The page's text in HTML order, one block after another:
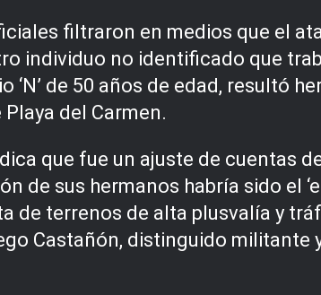
filtraron en medios que el
individuo no identificado que
‘N’ de 50 años de edad, resultó
del Carmen.
que fue un ajuste de cuentas
de sus hermanos habría sido el
de terrenos de alta plusvalía y
Castañón, distinguido